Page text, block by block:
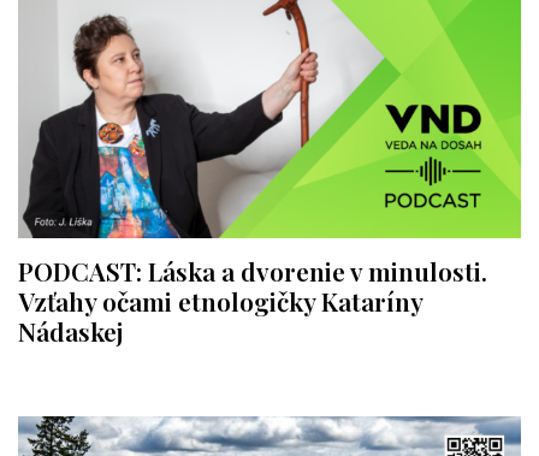
PODCAST: Láska a dvorenie v minulosti.
Vzťahy očami etnologičky Kataríny
Nádaskej